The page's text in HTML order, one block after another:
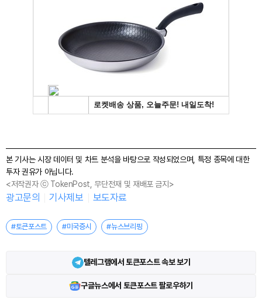
본 기사는 시장 데이터 및 차트 분석을 바탕으로 작성되었으며, 특정 종목에 대한
투자 권유가 아닙니다.
<저작권자 ⓒ TokenPost, 무단전재 및 재배포 금지>
광고문의 기사제보 보도자료
#토큰포스트 #미국증시 #뉴스브리핑
텔레그램에서 토큰포스트 속보 보기
구글뉴스에서 토큰포스트 팔로우하기